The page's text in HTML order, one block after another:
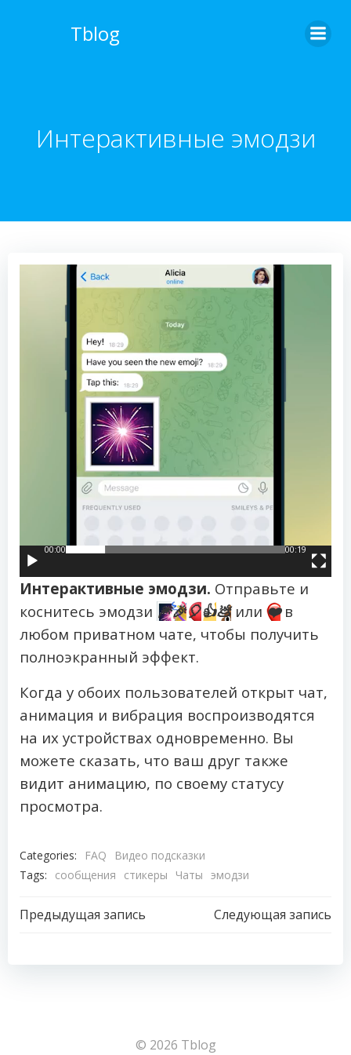
Tblog
Интерактивные эмодзи
Видеоплеер
00:00 00:19
Интерактивные эмодзи. Отправьте и
коснитесь эмодзи 🎆🎉🎈👍💩или ❤️в
любом приватном чате, чтобы получить
полноэкранный эффект.
Когда у обоих пользователей открыт чат,
анимация и вибрация воспроизводятся
на их устройствах одновременно. Вы
можете сказать, что ваш друг также
видит анимацию, по своему статусу
просмотра.
Categories: FAQ
Видео подсказки
Tags:
сообщения стикеры Чаты эмодзи
Навигация
записям
Предыдущая запись
Навигация
записям
Следующая запись
© 2026 Tblog